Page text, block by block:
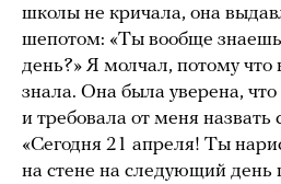
школы не кричала, она
шепотом: «Ты вообще
день?» Я молчал, потому что
знала. Она была уверена, что
и требовала от меня назвать
«Сегодня 21 апреля! Ты
на стене на следующий день